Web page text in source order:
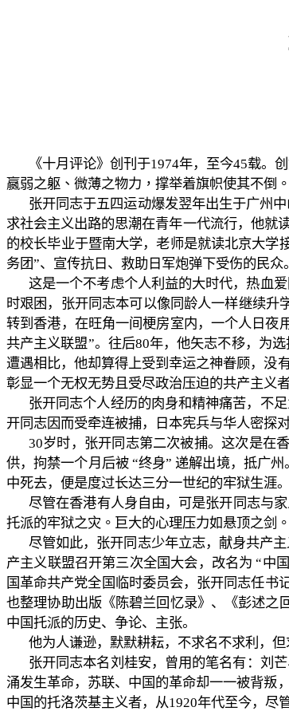
《十月评论》创刊于1974年，至今45载。
嬴弱之躯、微薄之物力，撑举着旗帜使其不倒
张开同志于五四运动爆发翌年出生于广州
求社会主义出路的思潮在青年一代流行，他就
的校长毕业于暨南大学，老师是就读北京大学
务团”、宣传抗日、救助日军炮弹下受伤的民众。
这是一个不考虑个人利益的大时代，热血
时艰困，张开同志本可以像同龄人一样继续升
转到香港，在旺角一间梗房室内，一个人日夜
共产主义联盟”。往后80年，他矢志不移，为
遭遇相比，他却算得上受到幸运之神眷顾，没
彰显一个无权无势且受尽政治压迫的共产主义
张开同志个人经历的肉身和精神痛苦，不
开同志因而受牵连被捕，日本宪兵与华人密探
30岁时，张开同志第二次被捕。这次是在
供，拘禁一个月后被“终身”递解出境，抵广州
中死去，便是度过长达三分一世纪的牢狱生涯。
尽管在香港有人身自由，可是张开同志与
托派的牢狱之灾。巨大的心理压力如悬顶之剑
尽管如此，张开同志少年立志，献身共产
产主义联盟召开第三次全国大会，改名为 “中
国革命共产党全国临时委员会，张开同志任书
也整理协助出版《陈碧兰回忆录》、《彭述之
中国托派的历史、争论、主张。
他为人谦逊，默默耕耘，不求名不求利，但
张开同志本名刘桂安，曾用的笔名有：刘
涌发生革命，苏联、中国的革命却一一被背叛
中国的托洛茨基主义者，从1920年代至今，尽